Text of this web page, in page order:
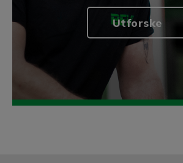
Utforske